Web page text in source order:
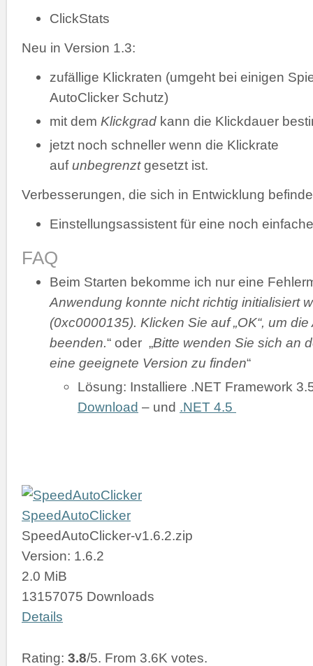
ClickStats
Neu in Version 1.3:
zufällige Klickraten (umgeht bei einigen
AutoClicker Schutz)
mit dem Klickgrad kann die Klickdauer
jetzt noch schneller wenn die Klickrate
aufunbegrenztgesetzt ist.
Verbesserungen, die sich in Entwicklung
Einstellungsassistent für eine noch
FAQ
Beim Starten bekomme ich nur eine
Anwendung konnte nicht richtig initialisiert
(0xc0000135). Klicken Sie auf „OK“, um
beenden.“ oder „Bitte wenden Sie sich an
eine geeignete Version zu finden“
Lösung: Installiere .NET Framework
Download – und .NET 4.5
SpeedAutoClicker
SpeedAutoClicker-v1.6.2.zip
Version: 1.6.2
2.0 MiB
13157075 Downloads
Details
Rating: 3.8/5. From 3.6K votes.